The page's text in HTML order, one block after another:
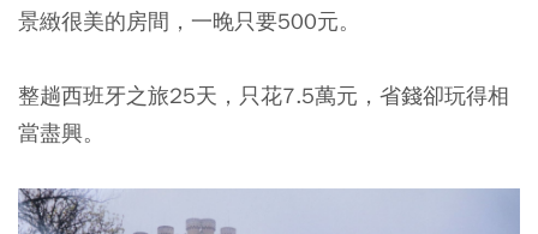
景緻很美的房間，一晚只要500元。
整趟西班牙之旅25天，只花7.5萬元，省錢卻玩得相
當盡興。